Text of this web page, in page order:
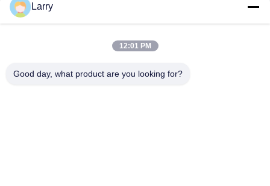
Larry
12:01 PM
Good day, what product are you looking for?